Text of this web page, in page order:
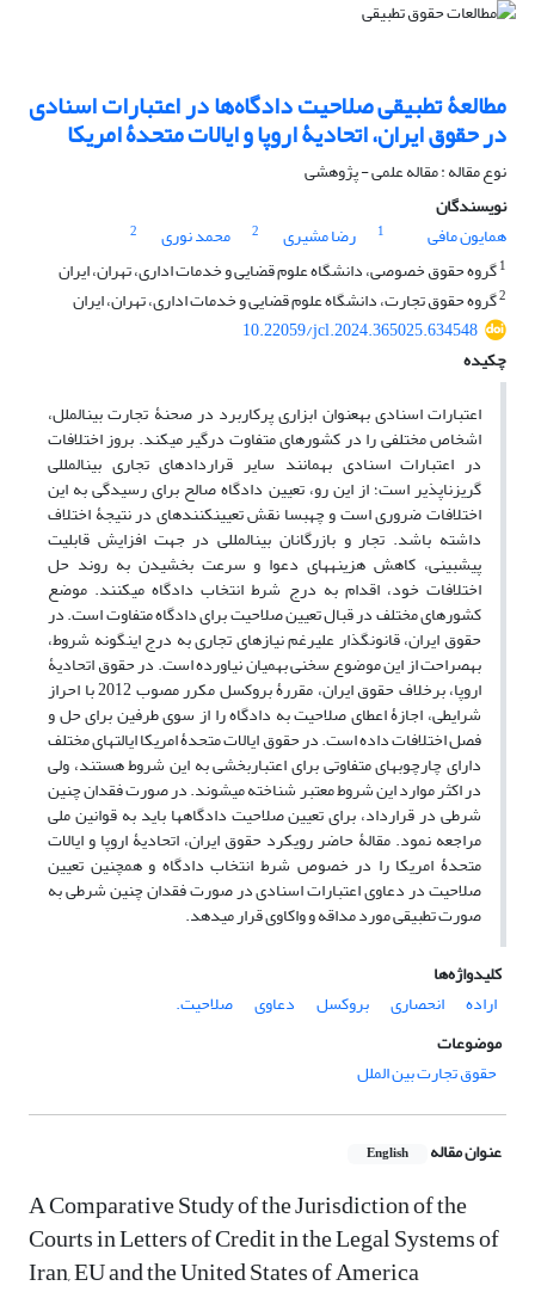
مطالعۀ تطبیقی صلاحیت دادگاه‌ها در اعتبارات اسنادی
در حقوق ایران، ‏اتحادیۀ اروپا و ایالات ‌متحدۀ امریکا
نوع مقاله : مقاله علمی - پژوهشی
نویسندگان
همایون مافی
1 رضا مشیری 2 محمد نوری
2
1گروه حقوق خصوصی، دانشگاه علوم قضایی و خدمات اداری، تهران، ایران‏
2گروه حقوق تجارت، دانشگاه علوم قضایی و خدمات اداری، تهران، ایران‏
10.22059/jcl.2024.365025.634548
چکیده
اعتبارات اسنادی به‏عنوان ابزاری پرکاربرد در صحنۀ تجارت بین‏الملل،
اشخاص مختلفی را در کشورهای متفاوت درگیر می‏کند. بروز اختلافات
در اعتبارات اسنادی به‏مانند سایر قراردادهای تجاری بین‏المللی
گریزناپذیر است؛ از این ‏رو، تعیین دادگاه صالح برای رسیدگی به این
اختلافات ضروری است و چه‏‏بسا نقش تعیین‏کننده‏ای در نتیجۀ اختلاف
داشته باشد. تجار و بازرگانان بین‏المللی در جهت افزایش قابلیت
پیش‏بینی، کاهش هزینه‏های دعوا و سرعت بخشیدن به روند حل
اختلافات خود، اقدام به درج شرط انتخاب دادگاه می‏کنند. موضع
کشورهای مختلف در قبال تعیین صلاحیت برای دادگاه متفاوت است. در
حقوق ایران، قانون‏گذار علی‏رغم نیازهای تجاری به درج این‏گونه شروط،
به‏صراحت از این موضوع سخنی به‏میان نیاورده است. در حقوق اتحادیۀ
اروپا، برخلاف حقوق ایران، مقررۀ بروکسل مکرر مصوب 2012 با احراز
شرایطی، اجازۀ اعطای صلاحیت به دادگاه را از سوی طرفین برای حل‏ و
فصل اختلافات داده است. در حقوق ایالات ‏متحدۀ امریکا ایالت‏های مختلف
دارای چارچوب‏های متفاوتی برای اعتباربخشی به این شروط هستند، ولی
در اکثر موارد این شروط معتبر شناخته می‏شوند. در صورت فقدان چنین
شرطی در قرارداد، برای تعیین صلاحیت دادگاه‏ها باید به قوانین ملی
مراجعه نمود. مقالۀ حاضر رویکرد حقوق ایران، اتحادیۀ اروپا و ایالات‏
متحدۀ امریکا را در خصوص شرط انتخاب دادگاه و همچنین تعیین
صلاحیت در دعاوی اعتبارات اسنادی در صورت فقدان چنین شرطی به
‏صورت تطبیقی مورد مداقه و واکاوی قرار می‏دهد.
کلیدواژه‌ها
اراده
انحصاری بروکسل دعاوی
‏صلاحیت.‏
موضوعات
حقوق تجارت بین الملل
عنوان مقاله English
A Comparative Study of the Jurisdiction of the
Courts in Letters of ‎Credit in the Legal Systems of
Iran, EU and the United ‎States of ‎America